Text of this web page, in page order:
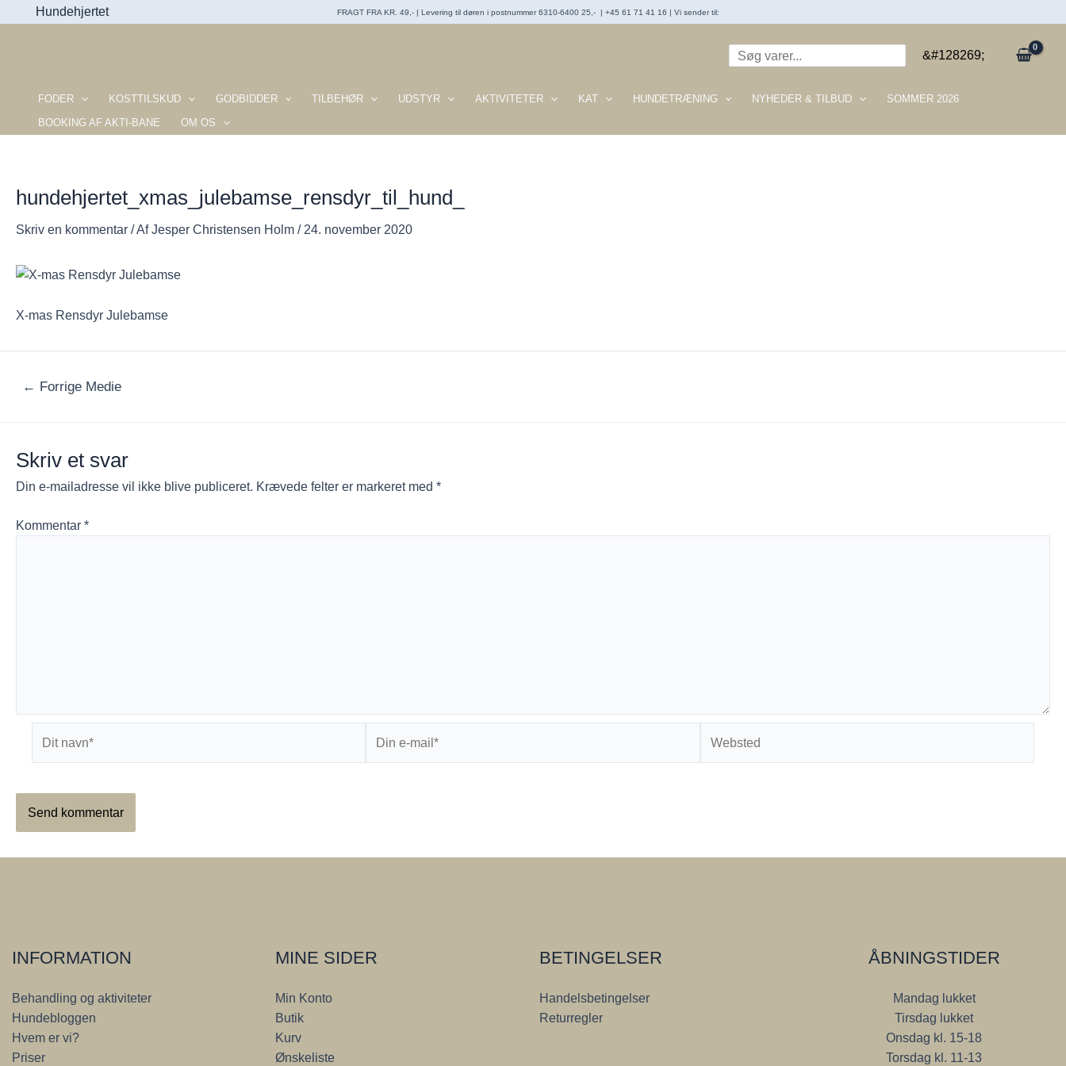
Hundehjertet FRAGT FRA KR. 49,- | Levering til døren i postnummer 6310-6400 25,- | +45 61 71 41 16 | Vi sender til:
Søg &#128269;
FODER KOSTTILSKUD GODBIDDER TILBEHØR UDSTYR AKTIVITETER KAT HUNDETRÆNING NYHEDER & TILBUD
SOMMER 2026
BOOKING AF AKTI-BANE
OM OS
hundehjertet_xmas_julebamse_rensdyr_til_hund_
Skriv en kommentar / AfJesper Christensen Holm / 24. november 2020
X-mas Rensdyr Julebamse
Indlægsnavigation
← Forrige Medie
Skriv et svar
Din e-mailadresse vil ikke blive publiceret. Krævede felter er markeret med *
Kommentar *
navn*
INFORMATION
Behandling og aktiviteter
Hundebloggen
Hvem er vi?
Priser
MINE SIDER
Min Konto
Butik
Kurv
Ønskeliste
BETINGELSER
Handelsbetingelser
Returregler
ÅBNINGSTIDER
Mandag lukket
Tirsdag lukket
Onsdag kl. 15-18
Torsdag kl. 11-13